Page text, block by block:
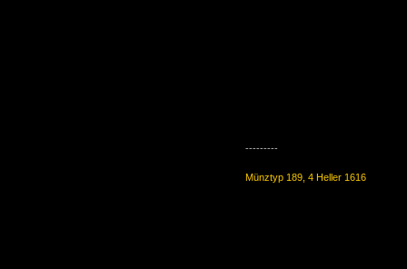
---------
Münztyp 189, 4 Heller 1616